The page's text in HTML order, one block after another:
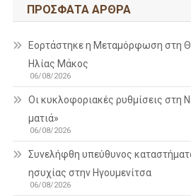
ΠΡΌΣΦΑΤΑ ΆΡΘΡΑ
Εορτάστηκε η Μεταμόρφωση στη
Ηλίας Μάκος
06/08/2026
Οι κυκλοφοριακές ρυθμίσεις στη
ματιά»
06/08/2026
Συνελήφθη υπεύθυνος
ησυχίας στην Ηγουμενίτσα
06/08/2026